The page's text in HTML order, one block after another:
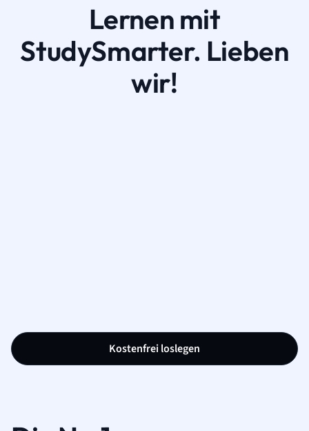
Lernen mit
StudySmarter. Lieben
wir!
Kostenfrei loslegen